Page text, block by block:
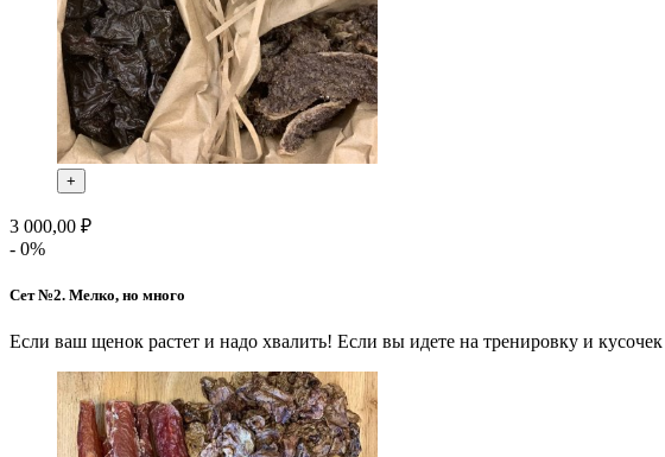
+
3 000,00 ₽
- 0%
Сет №2. Мелко, но много
Если ваш щенок растет и надо хвалить! Если вы идете на тренировку и